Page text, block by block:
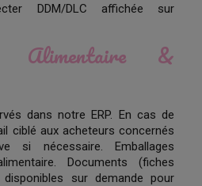
DDM/DLC affichée sur
Alimentaire &
dans notre ERP. En cas de
ciblé aux acheteurs concernés
si nécessaire. Emballages
Documents (fiches
sur demande pour